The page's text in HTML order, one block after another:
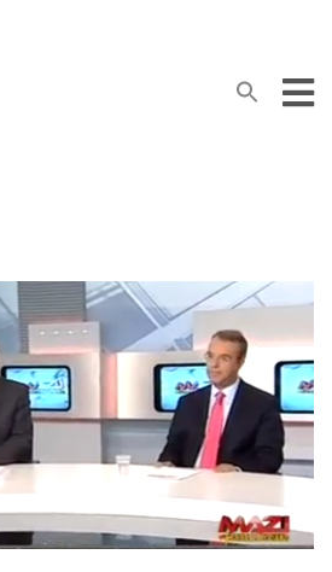
Search
for:
Search Button